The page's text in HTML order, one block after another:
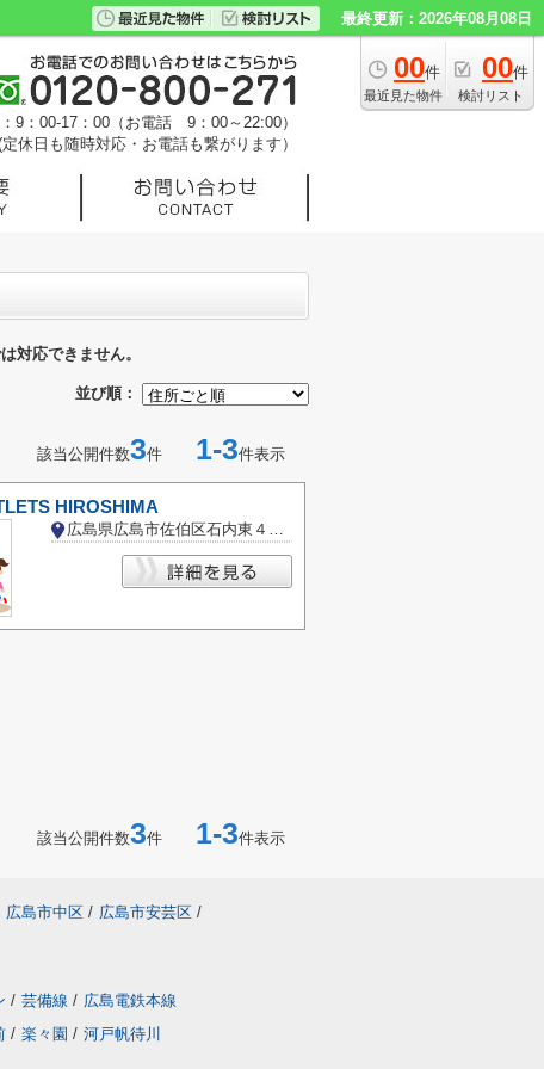
最終更新：2026年08月08日
00件
最近見た物件
00件
検討リスト
9：00-17：00（お電話 9：00～22:00）
休日も随時対応・お電話も繋がります）
対応できません。
並び順：
該当公開件数3件 1-3件表示
HIROSHIMA
広島県広島市佐伯区石内東４丁目
該当公開件数3件 1-3件表示
広島市中区 / 広島市安芸区 /
/ 芸備線 / 広島電鉄本線
/ 楽々園 / 河戸帆待川